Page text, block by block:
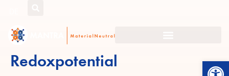
Redoxpotential